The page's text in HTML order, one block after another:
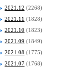
2021.12 (2268)
2021.11 (1828)
2021.10 (1823)
2021.09 (1849)
2021.08 (1775)
2021.07 (1768)